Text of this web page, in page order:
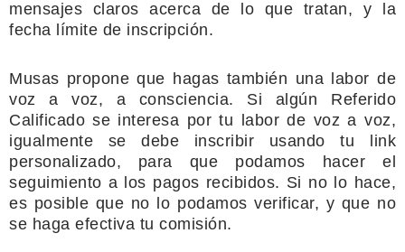
mensajes claros acerca de lo que tratan, y la
fecha límite de inscripción.
Musas propone que hagas también una labor de
voz a voz, a
consciencia. Si algún Referido
Calificado se interesa por tu labor de voz a voz,
igualmente se debe inscribir usando tu link
personalizado, para que podamos
hacer el
seguimiento a los pagos recibidos. Si no lo hace,
es posible que no lo podamos verificar, y que no
se haga efectiva tu comisión.